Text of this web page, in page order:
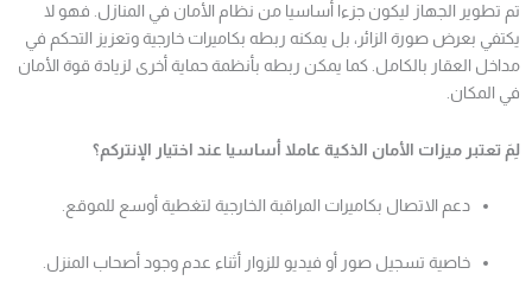
تم تطوير الجهاز ليكون جزءا أساسيا من نظام الأمان في المنازل. فهو لا
يكتفي بعرض صورة الزائر، بل يمكنه ربطه بكاميرات خارجية وتعزيز التحكم في
مداخل العقار بالكامل. كما يمكن ربطه بأنظمة حماية أخرى لزيادة قوة الأمان
في المكان.
لِمَ تعتبر ميزات الأمان الذكية عاملا أساسيا عند اختيار الإنتركم؟
دعم الاتصال بكاميرات المراقبة الخارجية لتغطية أوسع للموقع.
خاصية تسجيل صور أو فيديو للزوار أثناء عدم وجود أصحاب المنزل.